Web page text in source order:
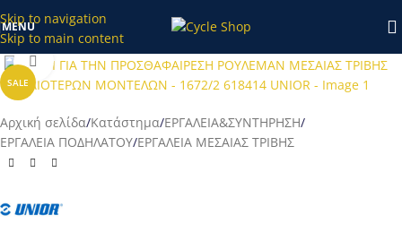
Skip to navigation
Skip to main content
κατάστημα το διάστημα 20/7-27/7 θα επεξεργαστούν απο εμάς
μετά τις 28/7!
MENU
SALE
Προβολή
Αρχική σελίδα/Κατάστημα/ΕΡΓΑΛΕΙΑ&ΣΥΝΤΗΡΗΣΗ/
ΕΡΓΑΛΕΙΑ ΠΟΔΗΛΑΤΟΥ/ΕΡΓΑΛΕΙΑ ΜΕΣΑΙΑΣ ΤΡΙΒΗΣ